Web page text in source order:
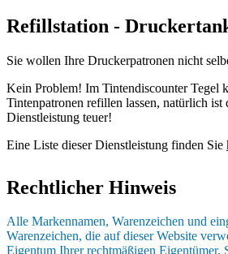
Refillstation -
Sie wollen Ihre Druckerpatronen nicht
Kein Problem! Im Tintendiscounter Tegel
Tintenpatronen refillen lassen, natürlich ist
Dienstleistung teuer!
Eine Liste dieser Dienstleistung finden Sie
Rechtlicher Hinweis
Alle Markennamen, Warenzeichen und
Warenzeichen, die auf dieser Website
Eigentum Ihrer rechtmäßigen Eigentümer.